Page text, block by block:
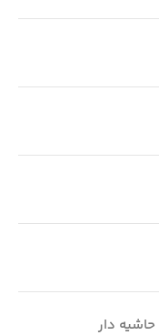
حاشیه دار